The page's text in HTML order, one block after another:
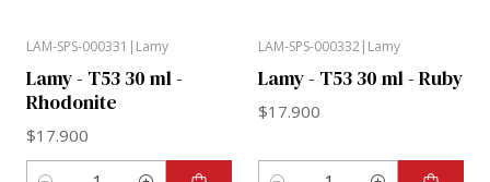
LAM-SPS-000331 | Lamy
Lamy - T53 30 ml -
Rhodonite
$17.900
LAM-SPS-000332| Lamy
Lamy - T53 30 ml - Ruby
$17.900